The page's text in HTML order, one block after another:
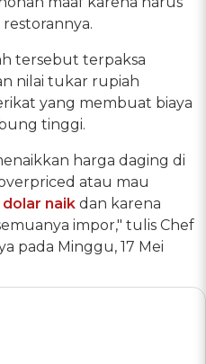
tersebut terpaksa
nilai tukar rupiah
yang membuat biaya
tinggi.
harga daging di
atau mau
dolar naik dan karena
impor," tulis Chef
pada Minggu, 17 Mei